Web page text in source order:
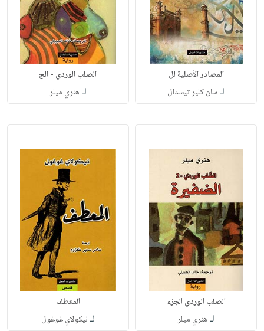
المصادر الأصلية لل
لـسان كلير تيسدال
الصلب الوردي - الج
لـ هنري ميلر
الصلب الوردي الجزء
لـ هنري ميلر
المعطف
لـ نيكولاي غوغول